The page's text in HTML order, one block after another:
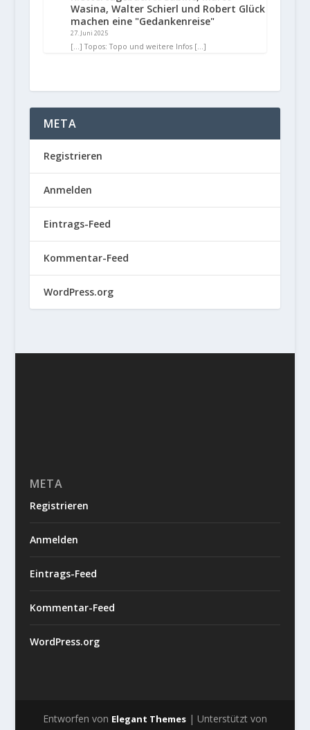
Wasina, Walter Schierl und Robert Glück
machen eine "Gedankenreise"
27. Juni 2025
[…] Topos: Topo und weitere Infos […]
META
Registrieren
Anmelden
Eintrags-Feed
Kommentar-Feed
WordPress.org
META
Registrieren
Anmelden
Eintrags-Feed
Kommentar-Feed
WordPress.org
Entworfen von Elegant Themes| Unterstützt von